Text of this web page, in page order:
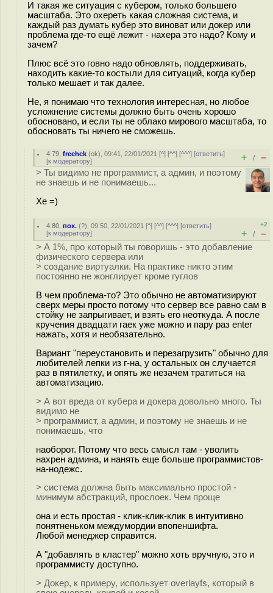
И такая же ситуация с кубером, только большего
масштаба. Это охереть какая сложная система, и
каждый раз думать кубер это виноват или докер или
проблема где-то ещё лежит - нахера это надо? Кому и
зачем?
Плюс всё это говно надо обновлять, поддерживать,
находить какие-то костыли для ситуаций, когда кубер
только мешает и так далее.
Не, я понимаю что технология интересная, но любое
усложнение системы должно быть очень хорошо
обосновано, и если ты не облако мирового масштаба, то
обосновать ты ничего не сможешь.
4.79 ,freehck (ok), 09:41, 22/01/2021 [^] [^^] [^^^] [ответить]
[к модератору] + / –
> Ты видимо не программист, а админ, и поэтому
не знаешь и не понимаешь...
Хе =)
4.80 ,пох. (?), 09:50, 22/01/2021 [^] [^^] [^^^] [ответить]
[к модератору]
+2
+ / –
> А 1%, про который ты говоришь - это добавление
физического сервера или
> создание виртуалки. На практике никто этим
постоянно не жонглирует кроме гуглов
В чем проблема-то? Это обычно не автоматизируют
сверх меры просто потому что сервер все равно сам в
стойку не запрыгивает, и взять его неоткуда. А после
кручения двадцати гаек уже можно и пару раз enter
нажать, хотя и необязательно.
Вариант "переустановить и перезагрузить" обычно для
любителей лепки из г-на, у остальных он случается
раз в пятилетку, и опять же незачем тратиться на
автоматизацию.
> А вот вреда от кубера и докера довольно много. Ты
видимо не
> программист, а админ, и поэтому не знаешь и не
понимаешь, что
наоборот. Потому что весь смысл там - уволить
нахрен админа, и нанять еще больше программистов-
на-нодежс.
> система должна быть максимально простой -
минимум абстракций, прослоек. Чем проще
она и есть простая - клик-клик-клик в интуитивно
понятненьком междумордии впопеншифта.
Любой менеджер справится.
А "добавлять в кластер" можно хоть вручную, это и
программисту доступно.
> Докер, к примеру, использует overlayfs, который в